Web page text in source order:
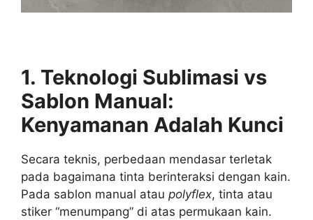
1. Teknologi Sublimasi vs
Sablon Manual:
Kenyamanan Adalah Kunci
Secara teknis, perbedaan mendasar terletak
pada bagaimana tinta berinteraksi dengan kain.
Pada sablon manual atau polyflex, tinta atau
stiker “menumpang” di atas permukaan kain.